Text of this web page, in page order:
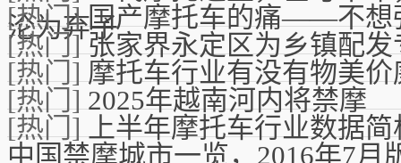
沦为弃子
[热门]国产摩托车的痛——不想
[热门]张家界永定区为乡镇配
[热门]摩托车行业有没有物美
[热门]2025年越南河内将禁摩
[热门]上半年摩托车行业数据简
中国禁摩城市一览，2016年7月